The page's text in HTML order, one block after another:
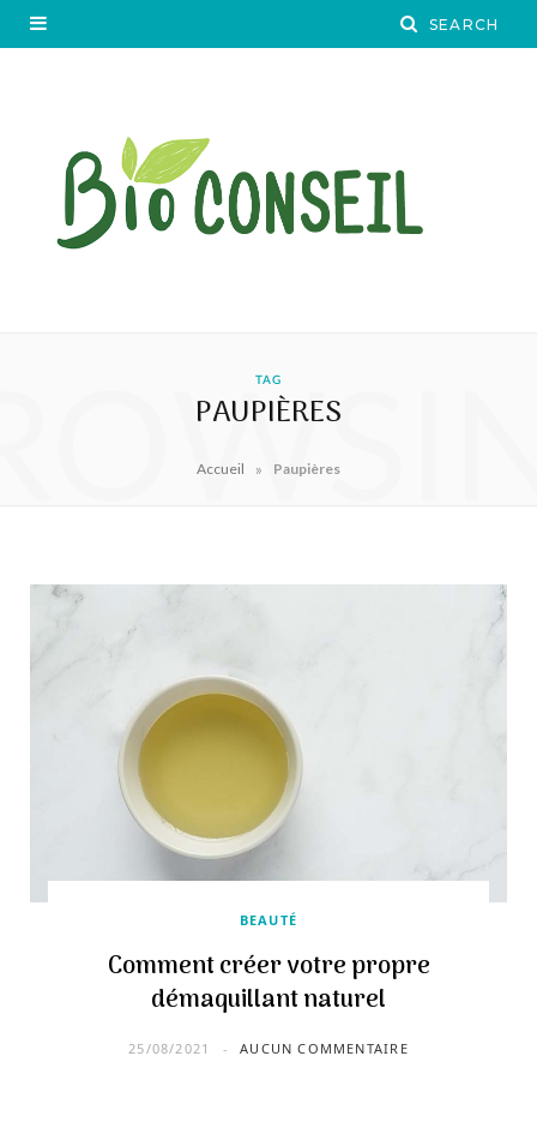
TAG
PAUPIÈRES
Accueil » Paupières
BEAUTÉ
Comment créer votre propre
démaquillant naturel
25/08/2021 AUCUN COMMENTAIRE